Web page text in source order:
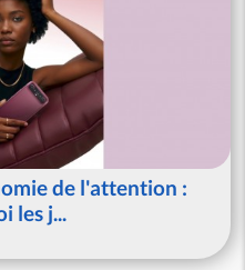
de l'attention :
les j...